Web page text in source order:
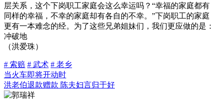
层关系，这个下岗职工家庭会这么幸运吗？“幸福的家庭都有
同样的幸福，不幸的家庭却有各自的不幸。”下岗职工的家庭
更有一本难念的经。为了这些兄弟姐妹们，我们更应做的是：
冲破地
（洪爱珠）
# 索赔 # 武术 # 老乡
当火车即将开动时
洪老伯退款赠款 陈夫妇言归于好